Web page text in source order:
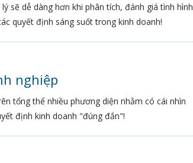
sẽ dễ dàng hơn khi phân tích, đánh giá tình hình
quyết định sáng suốt trong kinh doanh!
nghiệp
tổng thể nhiều phương diện nhằm có cái nhìn
định kinh doanh "đúng đắn"!